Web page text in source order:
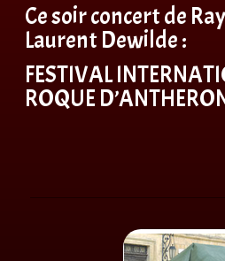
Ce soir concert de
Laurent Dewilde :
FESTIVAL
ROQUE